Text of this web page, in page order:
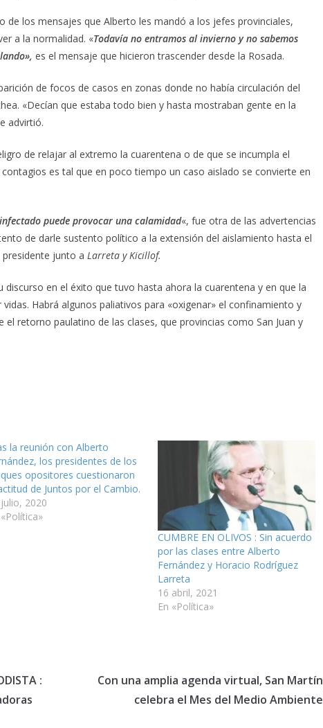
de los mensajes que Alberto les mandó a los jefes provinciales,
a la normalidad. «Todavía no entramos al invierno y no sabemos
es el mensaje que hicieron trascender desde la Rosada.
de focos de casos en zonas donde no había circulación del
«Decían que estaba todo bien y hasta mostraban gente en la
advirtió.
de relajar al extremo la cuarentena o de que se incumpla el
es tal que en poco tiempo un caso aislado se convierte en
puede provocar una calamidad«, fue otra de las advertencias
de darle sustento político a la extensión del aislamiento hasta el
junto a Larreta y Kicillof.
discurso en el éxito que tuvo hasta ahora la cuarentena y en que la
Habrá algunos paliativos para «oxigenar» el confinamiento y
retorno paulatino de las clases, que provincias como San Juan y
la reunión con Alberto
los presidentes de los
opositores cuestionaron
de Juntos por el Cambio.
2020
CUMBRE EN OLIVOS : Sin acuerdo
por las clases entre Alberto
Fernández y Horacio Rodríguez
Larreta
16 abril, 2021
En «Política»
:
Con una amplia agenda virtual, San Martín
celebra el Mes del Medio Ambiente